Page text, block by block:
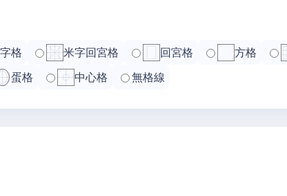
格 米字回宮格 回宮格 方格
蛋格 中心格 無格線